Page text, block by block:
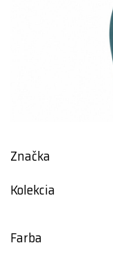
Značka
Kolekcia
Farba